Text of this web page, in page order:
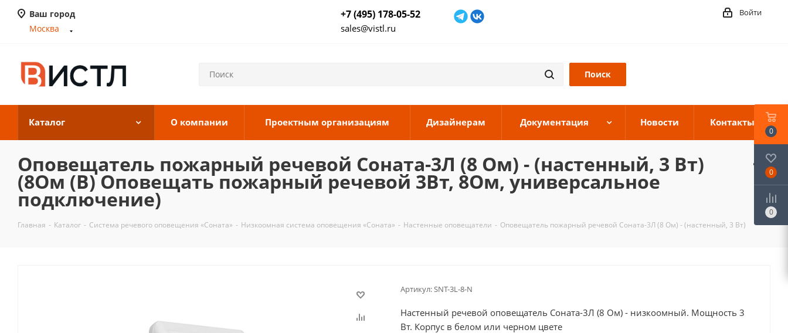
Ваш город
Москва
+7 (495) 178-05-52
sales@vistl.ru
Войти
Каталог О компании Проектным организациям Дизайнерам Документация Новости Контакты
Оповещатель пожарный речевой Соната-3Л (8 Ом) - (настенный, 3 Вт)
(8Ом (В) Оповещать пожарный речевой 3Вт, 8Ом, универсальное
подключение)
Главная - Каталог - Система речевого оповещения «Соната» - Низкоомная система оповещения «Соната» - Настенные оповещатели - Оповещатель пожарный речевой Соната-3Л (8 Ом) - (настенный, 3 Вт)
Артикул:SNT-3L-8-N
Настенный речевой оповещатель Соната-3Л (8 Ом) - низкоомный. Мощность 3
Вт. Корпус в белом или черном цвете
0
0
0